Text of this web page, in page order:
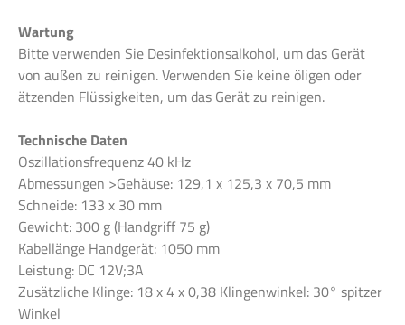
Wartung
Bitte verwenden Sie Desinfektionsalkohol, um das Gerät
von außen zu reinigen. Verwenden Sie keine öligen oder
ätzenden Flüssigkeiten, um das Gerät zu reinigen.
Technische Daten
Oszillationsfrequenz 40 kHz
Abmessungen >Gehäuse: 129,1 x 125,3 x 70,5 mm
Schneide: 133 x 30 mm
Gewicht: 300 g (Handgriff 75 g)
Kabellänge Handgerät: 1050 mm
Leistung: DC 12V;3A
Zusätzliche Klinge: 18 x 4 x 0,38 Klingenwinkel: 30° spitzer
Winkel